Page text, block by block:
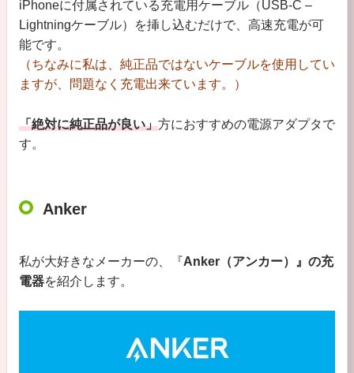
iPhoneに付属されている充電用ケーブル（USB-C –
Lightningケーブル）を挿し込むだけで、高速充電が可
能です。
（ちなみに私は、純正品ではないケーブルを使用してい
ますが、問題なく充電出来ています。）
「絶対に純正品が良い」方におすすめの電源アダプタで
す。
Anker
私が大好きなメーカーの、『Anker（アンカー）』の充
電器を紹介します。